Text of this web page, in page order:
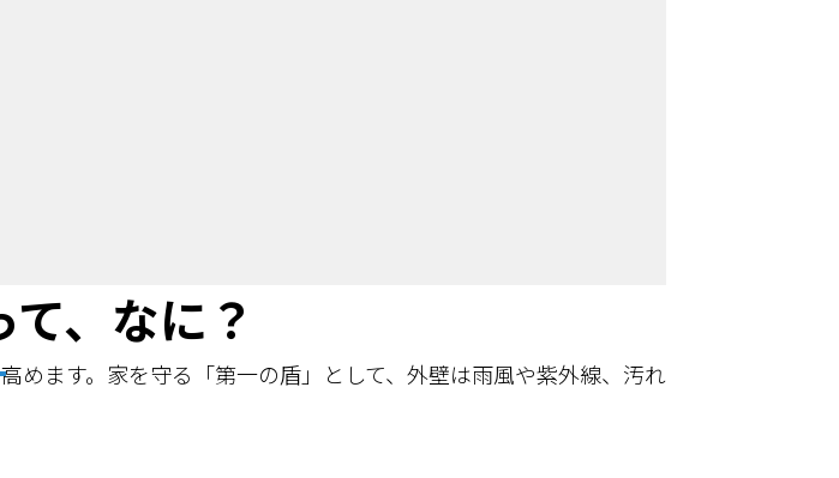
、なに？
めます。家を守る「第一の盾」として、外壁は雨風や紫外線、汚れ